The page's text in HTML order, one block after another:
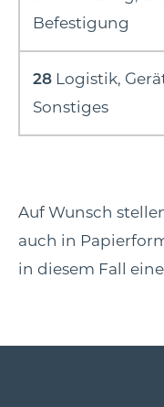
Befestigung
28 Logistik,
Sonstiges
Auf Wunsch
auch in
in diesem Fall eine